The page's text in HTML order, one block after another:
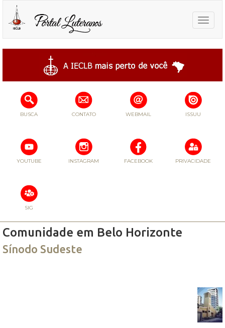
Toggle
BUSCA CONTATO WEBMAIL ISSUU
YOUTUBE INSTAGRAM FACEBOOK PRIVACIDADE
SIG
Comunidade em Belo Horizonte
Sínodo Sudeste